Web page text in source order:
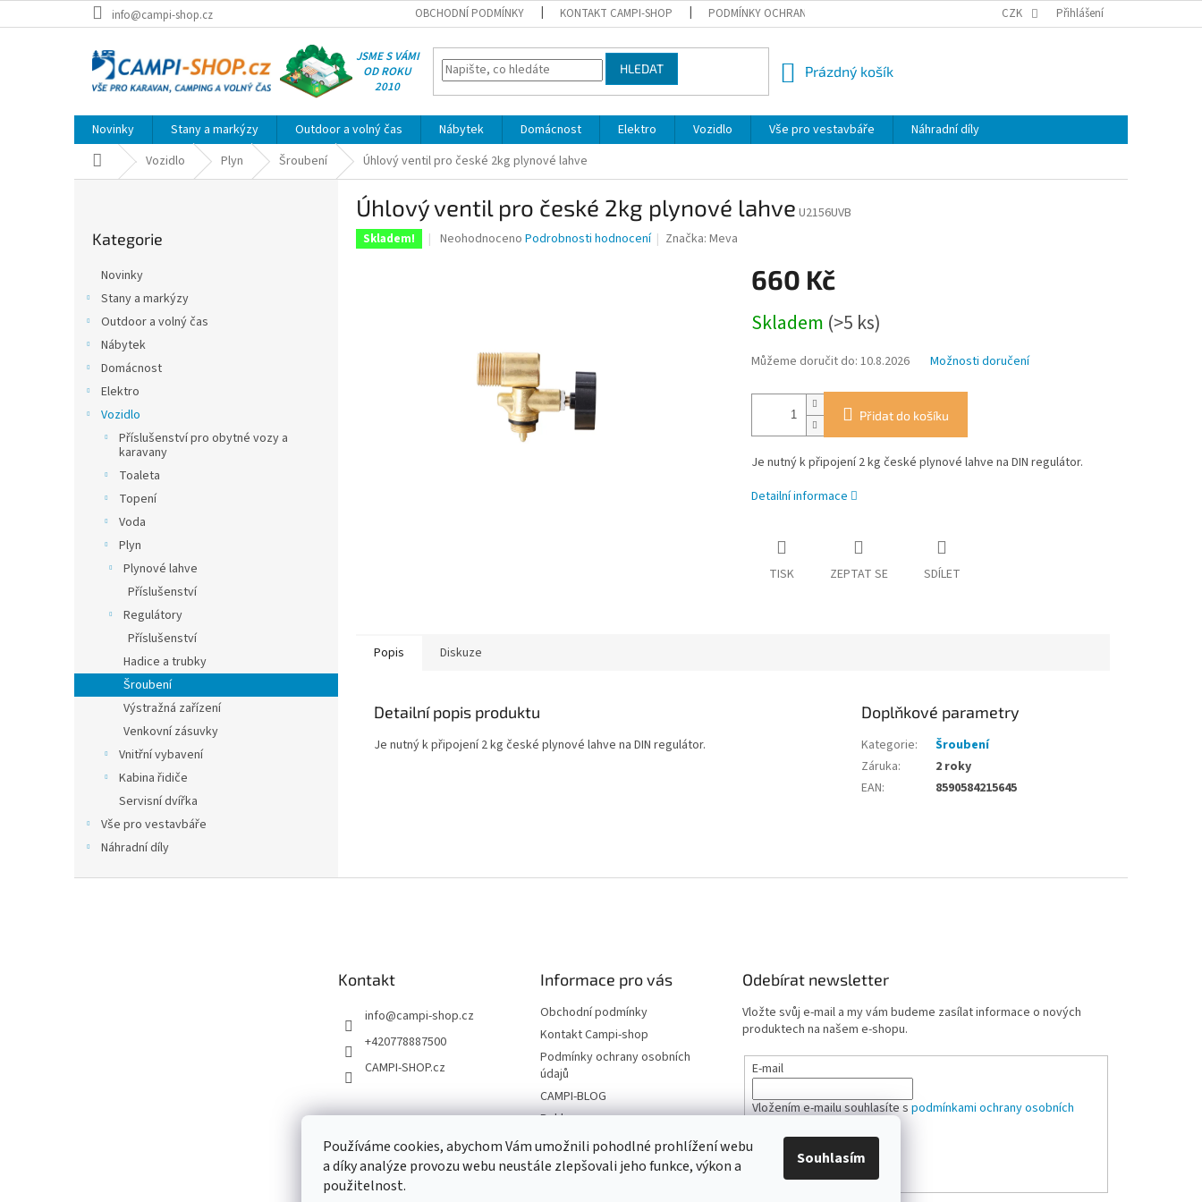
Používáme cookies, abychom Vám umožnili pohodlné prohlížení webu
a díky analýze provozu webu neustále zlepšovali jeho funkce, výkon a
použitelnost.
Souhlasím
na
info@campi-shop.cz OBCHODNÍ PODMÍNKY KONTAKT CAMPI-SHOP PODMÍNKY OCHRANY OSOBNÍCH ÚDAJŮ REKLAMACE
CZK Přihlášení
JSME S VÁMI
OD ROKU
2010
HLEDAT
NÁKUPNÍ
Prázdný košík
Novinky Stany a markýzy Outdoor a volný čas Nábytek Domácnost Elektro Vozidlo Vše pro vestavbáře
Náhradní díly
Domů Vozidlo Plyn Šroubení Úhlový ventil pro české 2kg plynové lahve
kategorie
Kategorie
Novinky
Stany a markýzy
Outdoor a volný čas
Nábytek
Domácnost
Elektro
Vozidlo
Příslušenství pro obytné vozy a
karavany
Toaleta
Topení
Voda
Plyn
Plynové lahve
Příslušenství
Regulátory
Příslušenství
Hadice a trubky
Šroubení
Výstražná zařízení
Venkovní zásuvky
Vnitřní vybavení
Kabina řidiče
Servisní dvířka
Vše pro vestavbáře
Náhradní díly
Úhlový ventil pro české 2kg plynové lahve U2156UVB
Skladem!
Průměrné
hvězdiček.
Neohodnoceno Podrobnosti hodnocení Značka:Meva
660 Kč
cena:
Skladem (>5 ks)
Můžeme doručit do: 10.8.2026 Možnosti doručení
Přidat do košíku
Je nutný k připojení 2 kg české plynové lahve na DIN regulátor.
Detailní informace
TISK ZEPTAT SE SDÍLET
Popis Diskuze
Detailní popis produktu
Je nutný k připojení 2 kg české plynové lahve na DIN regulátor.
Doplňkové parametry
Kategorie:
Šroubení
Záruka:
2 roky
EAN: 8590584215645
Kontakt
info@campi-shop.cz
+420778887500
CAMPI-SHOP.cz
Informace pro vás
Obchodní podmínky
Kontakt Campi-shop
Podmínky ochrany osobních
údajů
CAMPI-BLOG
Reklamace
Vrácení zboží
Odebírat newsletter
Vložte svůj e-mail a my vám budeme zasílat informace o nových
produktech na našem e-shopu.
E-mail
Vložením e-mailu souhlasíte spodmínkami ochrany osobních
PŘIHLÁSIT SE